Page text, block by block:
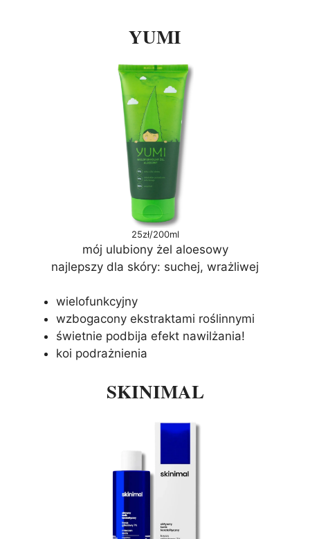
YUMI
25zł/200ml
mój ulubiony żel aloesowy
najlepszy dla skóry: suchej, wrażliwej
wielofunkcyjny
wzbogacony ekstraktami roślinnymi
świetnie podbija efekt nawilżania!
koi podrażnienia
SKINIMAL